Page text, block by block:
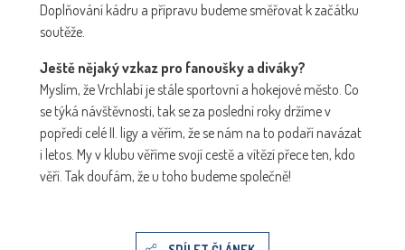
Doplňování kádru a přípravu budeme směřovat k začátku
soutěže.
Ještě nějaký vzkaz pro fanoušky a diváky?
Myslím, že Vrchlabí je stále sportovní a hokejové město. Co
se týká návštěvnosti, tak se za poslední roky držíme v
popředí celé II. ligy a věřím, že se nám na to podaří navázat
i letos. My v klubu věříme svojí cestě a vítězí přece ten, kdo
věří. Tak doufám, že u toho budeme společně!